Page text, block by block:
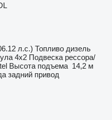
л.с.) Топливо дизель
4x2 Подвеска рессора/
Высота подъема 14,2 м
задний привод